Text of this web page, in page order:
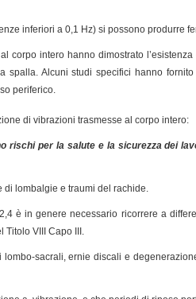
inferiori a 0,1 Hz) si possono produrre
corpo intero hanno dimostrato
Alcuni studi specifici hanno
periferico.
di vibrazioni trasmesse al corpo intero:
rischi per la salute e la sicurezza dei
di lombalgie e traumi del rachide.
è in genere necessario ricorrere a
Titolo VIII Capo III.
sacrali, ernie discali e